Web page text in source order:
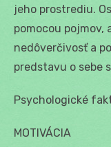
jeho prostrediu.
pomocou pojmov,
nedôverčivosť a
predstavu o sebe
Psychologické
MOTIVÁCIA